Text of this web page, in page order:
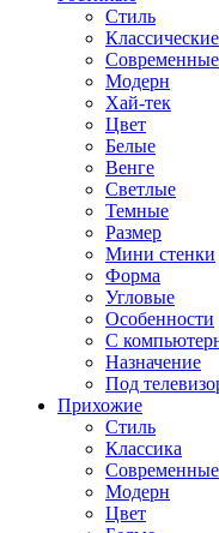
Стиль
Классические
Современные
Модерн
Хай-тек
Цвет
Белые
Венге
Светлые
Темные
Размер
Мини стенки
Форма
Угловые
Особенности
С
Назначение
Под
Прихожие
Стиль
Классика
Современные
Модерн
Цвет